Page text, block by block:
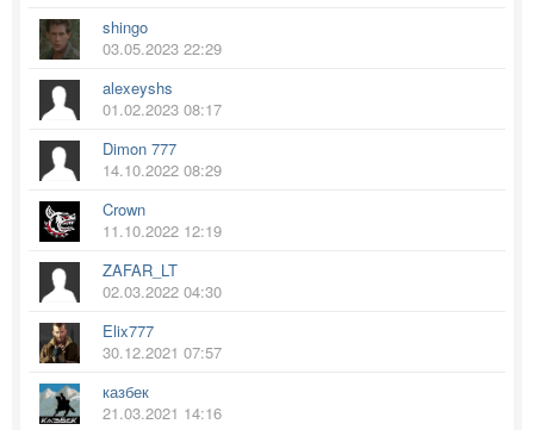
shingo
03.05.2023 22:29
alexeyshs
01.02.2023 08:17
Dimon 777
14.10.2022 08:29
Crown
11.10.2022 12:19
ZAFAR_LT
02.03.2022 04:30
Elix777
30.12.2021 07:57
казбек
21.03.2021 14:16